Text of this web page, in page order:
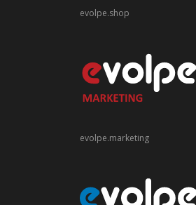
evolpe.shop
evolpe.marketing